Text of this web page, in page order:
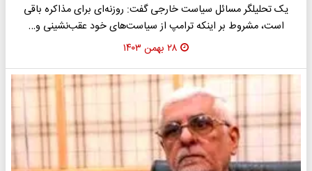
یک تحلیلگر مسائل سیاست خارجی گفت: روزنه‌ای برای مذاکره باقی
است، مشروط بر اینکه ترامپ از سیاست‌های خود عقب‌نشینی و…
۲۸ بهمن ۱۴۰۳